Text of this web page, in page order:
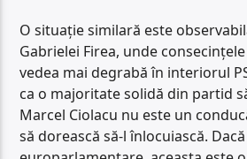
O situație similară este
Gabrielei Firea, unde
vedea mai degrabă în interiorul
ca o majoritate solidă din partid
Marcel Ciolacu nu este un
să dorească să-l înlocuiască.